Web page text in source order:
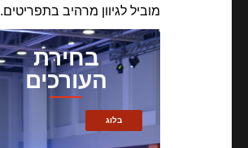
מוביל לגיוון מרהיב בתפריטים.
בחירת
העורכים
בלוג